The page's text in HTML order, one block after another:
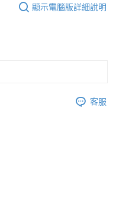
顯示電腦版詳細說明
客服